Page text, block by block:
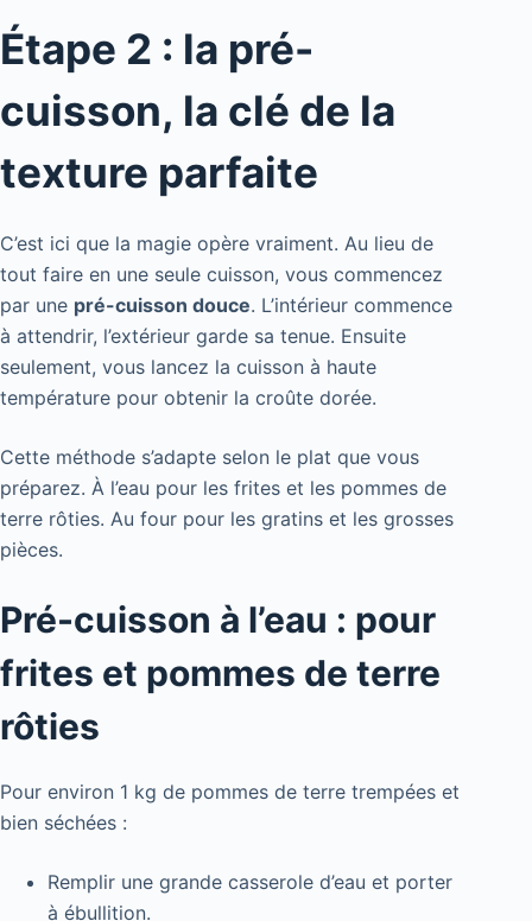
Étape 2 : la pré-
cuisson, la clé de la
texture parfaite
C’est ici que la magie opère vraiment. Au lieu de
tout faire en une seule cuisson, vous commencez
par une pré-cuisson douce. L’intérieur commence
à attendrir, l’extérieur garde sa tenue. Ensuite
seulement, vous lancez la cuisson à haute
température pour obtenir la croûte dorée.
Cette méthode s’adapte selon le plat que vous
préparez. À l’eau pour les frites et les pommes de
terre rôties. Au four pour les gratins et les grosses
pièces.
Pré-cuisson à l’eau : pour
frites et pommes de terre
rôties
Pour environ 1 kg de pommes de terre trempées et
bien séchées :
Remplir une grande casserole d’eau et porter
à ébullition.